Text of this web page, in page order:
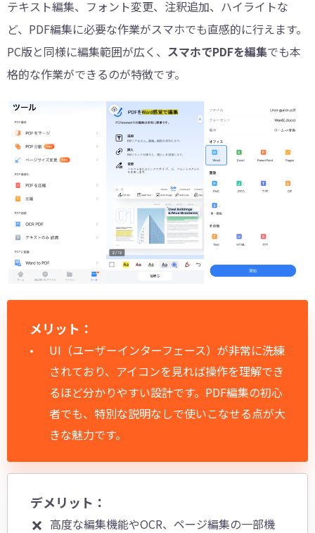
テキスト編集、フォント変更、注釈追加、ハイライトな
ど、PDF編集に必要な作業がスマホでも直感的に行えます。
PC版と同様に編集範囲が広く、 スマホでPDFを編集でも本
格的な作業ができるのが特徴です。
メリット：
UI（ユーザーインターフェース）が非常に洗練
されており、アイコンを見れば操作を理解でき
るほど分かりやすい設計です。PDF編集の初心
者でも、特別な説明なしで使いこなせる点が大
きな魅力です。
デメリット：
高度な編集機能やOCR、ページ編集の一部機